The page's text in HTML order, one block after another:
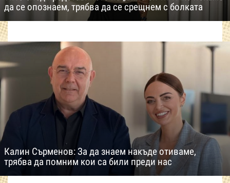
да се опознаем, трябва да се срещнем с болката
Калин Сърменов: За да знаем накъде отиваме,
трябва да помним кои са били преди нас